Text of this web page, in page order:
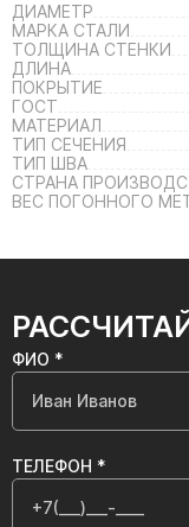
ДИАМЕТР
МАРКА СТАЛИ
ТОЛЩИНА СТЕНКИ
ДЛИНА
ПОКРЫТИЕ
ГОСТ
МАТЕРИАЛ
ТИП СЕЧЕНИЯ
ТИП ШВА
СТРАНА
ВЕС ПОГОННОГО
ФИО *
ТЕЛЕФОН *